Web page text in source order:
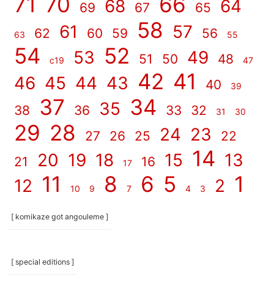
69 68 67 65 64
63 62 61 60 59 58 57 56 55
54 c19 53 52 51 50 49 48 47
46 45 44 43 42 41 40 39
38 37 36 35 34 33 32 31 30
29 28 27 26 25 24 23
22
21
20 19 18 17 16 15 14 13
12 11 10 9 8 7 6 5 4 3 2 1
[ komikaze got angouleme ]
[ special editions ]